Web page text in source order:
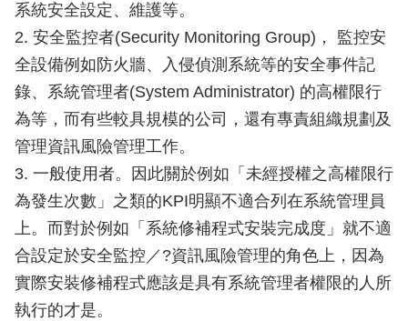
系統安全設定、維護等。
2. 安全監控者(Security Monitoring Group)， 監控安
全設備例如防火牆、入侵偵測系統等的安全事件記
錄、系統管理者(System Administrator) 的高權限行
為等，而有些較具規模的公司，還有專責組織規劃及
管理資訊風險管理工作。
3. 一般使用者。因此關於例如「未經授權之高權限行
為發生次數」之類的KPI明顯不適合列在系統管理員
上。而對於例如「系統修補程式安裝完成度」就不適
合設定於安全監控／?資訊風險管理的角色上，因為
實際安裝修補程式應該是具有系統管理者權限的人所
執行的才是。